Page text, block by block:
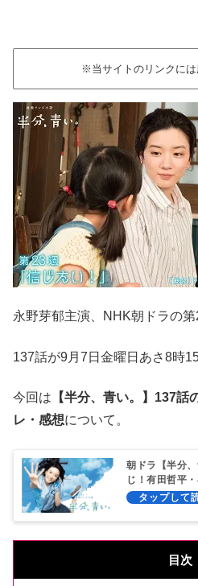
※当サイトのリンクに
永野芽郁主演、NHK朝ドラの第
137話が9月7日金曜日あさ8時
今回は 【半分、青い。】137話
レ・感想について。
朝ドラ【半分
じ！有田哲平
目次